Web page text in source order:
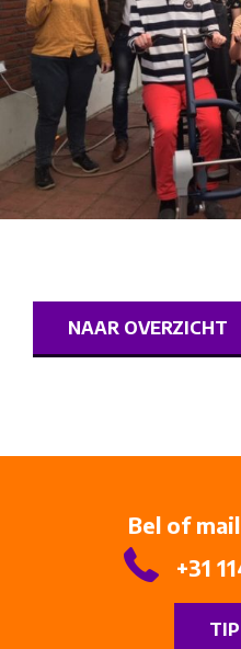
NAAR OVERZICHT
Bel of
+31